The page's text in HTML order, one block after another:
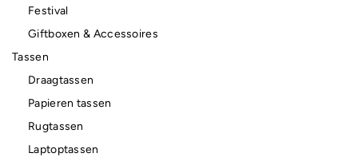
Festival
Giftboxen & Accessoires
Tassen
Draagtassen
Papieren tassen
Rugtassen
Laptoptassen